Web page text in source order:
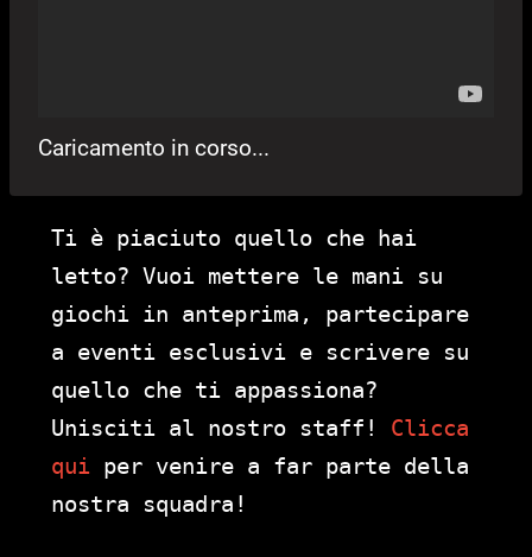
Caricamento in corso...
Ti è piaciuto quello che hai
letto? Vuoi mettere le mani su
giochi in anteprima, partecipare
a eventi esclusivi e scrivere su
quello che ti appassiona?
Unisciti al nostro staff! Clicca
qui per venire a far parte della
nostra squadra!